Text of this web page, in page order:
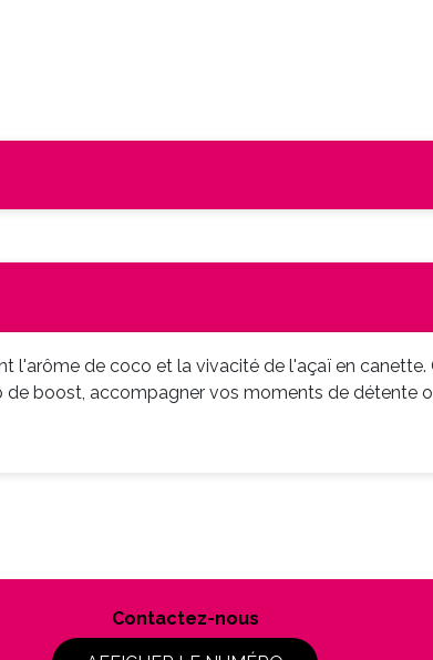
l'arôme de coco et la vivacité de l'açaï en
boost, accompagner vos moments de détente
Contactez-nous